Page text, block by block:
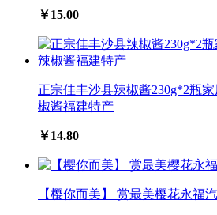
￥15.00
正宗佳丰沙县辣椒酱230g*2瓶
椒酱福建特产
￥14.80
【樱你而美】 赏最美樱花永福